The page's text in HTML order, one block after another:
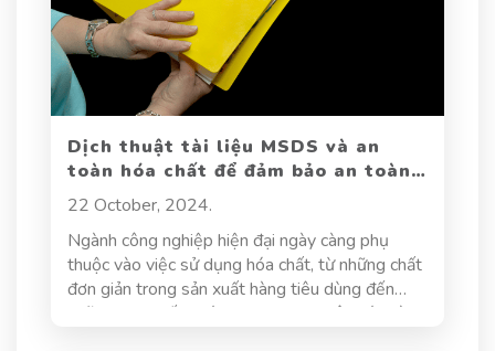
Dịch thuật tài liệu MSDS và an
toàn hóa chất để đảm bảo an toàn
trong ngành công nghiệp
22 October, 2024.
Ngành công nghiệp hiện đại ngày càng phụ
thuộc vào việc sử dụng hóa chất, từ những chất
đơn giản trong sản xuất hàng tiêu dùng đến
những hợp chất phức tạp trong nghiên cứu và